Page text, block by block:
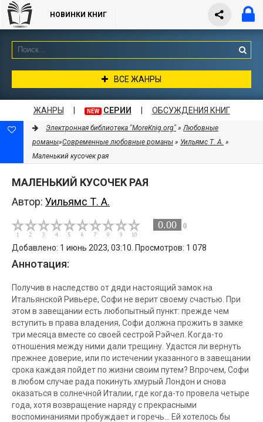
НОВИНКИ КНИГ
ВСЕ ЖАНРЫ
ЖАНРЫ NEW СЕРИИ ОБСУЖДЕНИЯ КНИГ
Электронная библиотека "MoreKnig.org" »Любовные
романы»Современные любовные романы » Уильямс Т. А. »
Маленький кусочек рая
МАЛЕНЬКИЙ КУСОЧЕК РАЯ
Автор: Уильямс Т. А.
0.00 0
Добавлено: 1 июнь 2023, 03:10. Просмотров: 1 078
Аннотация:
Получив в наследство от дяди настоящий замок на
Итальянской Ривьере, Софи не верит своему счастью. При
этом в завещании есть любопытный пункт: прежде чем
вступить в права владения, Софи должна прожить в замке
три месяца вместе со своей сестрой Рэйчел. Когда-то
отношения между ними дали трещину. Удастся ли вернуть
прежнее доверие, или по истечении указанного в завещании
срока каждая пойдет по жизни своим путем? Впрочем, Софи
в любом случае рада покинуть хмурый Лондон и снова
оказаться в солнечной Италии, где когда-то провела четыре
года, хотя возвращение наряду с прекрасными
воспоминаниями пробуждает и горечь… Ей хотелось бы